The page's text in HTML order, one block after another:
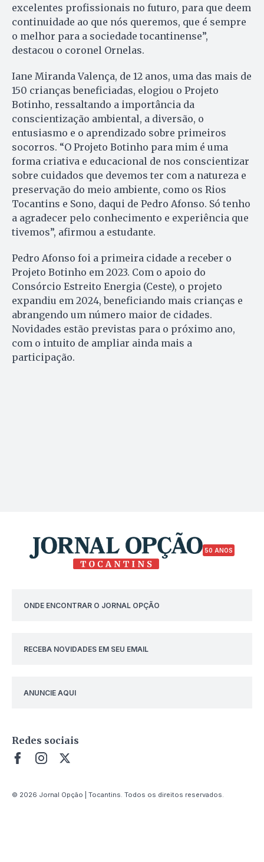
excelentes profissionais no futuro, para que deem
continuidade ao que nós queremos, que é sempre
o melhor para a sociedade tocantinense”,
destacou o coronel Ornelas.
Iane Miranda Valença, de 12 anos, uma das mais de
150 crianças beneficiadas, elogiou o Projeto
Botinho, ressaltando a importância da
conscientização ambiental, a diversão, o
entusiasmo e o aprendizado sobre primeiros
socorros. “O Projeto Botinho para mim é uma
forma criativa e educacional de nos conscientizar
sobre cuidados que devemos ter com a natureza e
preservação do meio ambiente, como os Rios
Tocantins e Sono, daqui de Pedro Afonso. Só tenho
a agradecer pelo conhecimento e experiência que
tivemos”, afirmou a estudante.
Pedro Afonso foi a primeira cidade a receber o
Projeto Botinho em 2023. Com o apoio do
Consórcio Estreito Energia (Ceste), o projeto
expandiu em 2024, beneficiando mais crianças e
abrangendo um número maior de cidades.
Novidades estão previstas para o próximo ano,
com o intuito de ampliar ainda mais a
participação.
50 ANOS
ONDE ENCONTRAR O JORNAL OPÇÃO
RECEBA NOVIDADES EM SEU EMAIL
ANUNCIE AQUI
Redes sociais
© 2026 Jornal Opção | Tocantins. Todos os direitos reservados.